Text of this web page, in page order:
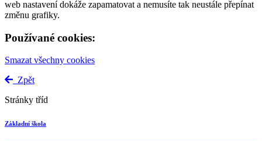
web nastavení dokáže zapamatovat a nemusíte tak neustále přepínat
změnu grafiky.
Používané cookies:
Smazat všechny cookies
Zpět
Stránky tříd
Základní škola